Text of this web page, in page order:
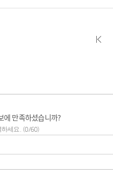
에 만족하셨습니까?
세요. (0/60)